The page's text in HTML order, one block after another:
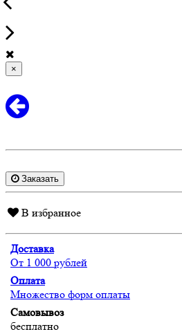
×
Заказать
В избранное
Доставка
От 1 000 рублей
Оплата
Множество форм оплаты
Самовывоз
бесплатно